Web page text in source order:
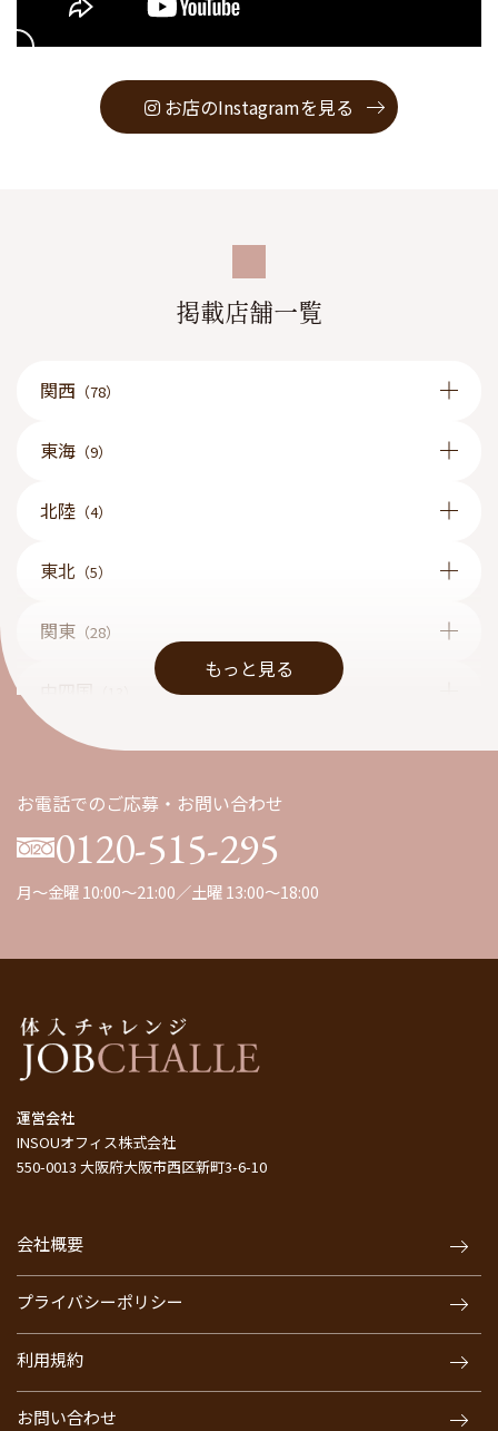
お店のInstagramを見る
掲載店舗一覧
関西 （78）
東海 （9）
北陸 （4）
東北 （5）
関東 （28）
（1）
もっと見る
お電話でのご応募・お問い合わせ
0120-515-295
月～金曜 10:00～21:00／土曜 13:00～18:00
運営会社
INSOUオフィス株式会社
550-0013 大阪府大阪市西区新町3-6-10
会社概要
プライバシーポリシー
利用規約
お問い合わせ